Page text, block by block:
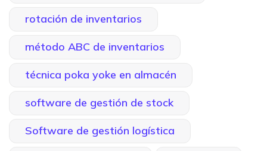
rotación de inventarios
método ABC de inventarios
técnica poka yoke en almacén
software de gestión de stock
Software de gestión logística